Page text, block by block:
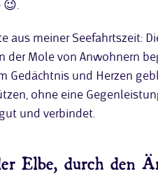
😉.
aus meiner Seefahrtszeit:
der Mole von Anwohnern
Gedächtnis und Herzen
ohne eine
und verbindet.
Elbe, durch den